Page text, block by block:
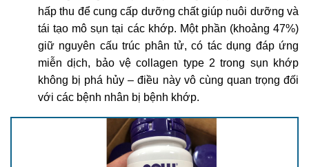
hấp thu để cung cấp dưỡng chất giúp nuôi dưỡng và
tái tạo mô sụn tại các khớp. Một phần (khoảng 47%)
giữ nguyên cấu trúc phân tử, có tác dụng đáp ứng
miễn dịch, bảo vệ collagen type 2 trong sụn khớp
không bị phá hủy – điều này vô cùng quan trọng đối
với các bệnh nhân bị bệnh khớp.